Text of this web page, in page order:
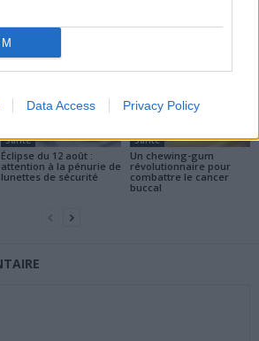
Data Access Privacy Policy
PLUS DE L'AUTEUR
Santé
Éclipse du 12 août :
attention à la pénurie de
lunettes de sécurité
Santé
Un chewing-gum
révolutionnaire pour
combattre le cancer
buccal